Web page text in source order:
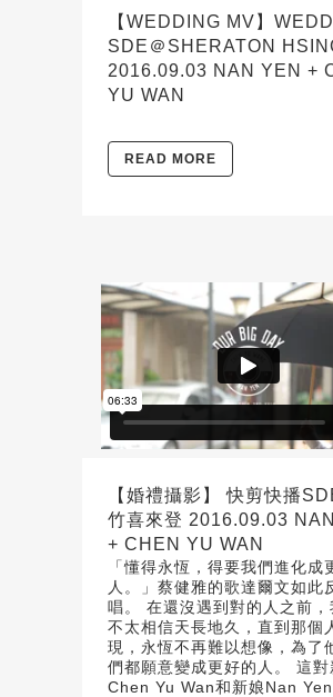
【WEDDING MV】
SDE＠SHERATON
2016.09.03 NAN YEN +
YU WAN
READ MORE
【婚禮攝影】 快剪快播
竹喜來登 2016.09.03
+ CHEN YU WAN
「懂得永恆，得要我們進化成
人。」蔡健雅的歌達爾文如此
唱。 在還沒遇到對的人之前，
不太相信天長地久，直到那個
現，永恆不再難以想像，為了
們都願意變成更好的人。 這對
Chen Yu Wan和新娘Nan